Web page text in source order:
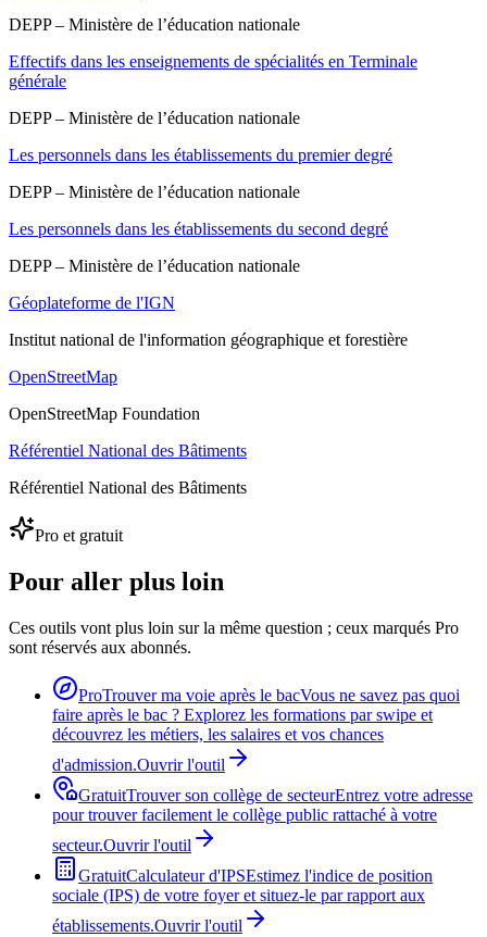
DEPP – Ministère de l’éducation nationale
Effectifs dans les enseignements de spécialités en Terminale
générale
DEPP – Ministère de l’éducation nationale
Les personnels dans les établissements du premier degré
DEPP – Ministère de l’éducation nationale
Les personnels dans les établissements du second degré
DEPP – Ministère de l’éducation nationale
Géoplateforme de l'IGN
Institut national de l'information géographique et forestière
OpenStreetMap
OpenStreetMap Foundation
Référentiel National des Bâtiments
Référentiel National des Bâtiments
Pro et gratuit
Pour aller plus loin
Ces outils vont plus loin sur la même question ; ceux marqués Pro
sont réservés aux abonnés.
ProTrouver ma voie après le bacVous ne savez pas quoi
faire après le bac ? Explorez les formations par swipe et
découvrez les métiers, les salaires et vos chances
d'admission.Ouvrir l'outil
GratuitTrouver son collège de secteurEntrez votre adresse
pour trouver facilement le collège public rattaché à votre
secteur.Ouvrir l'outil
GratuitCalculateur d'IPSEstimez l'indice de position
sociale (IPS) de votre foyer et situez-le par rapport aux
établissements.Ouvrir l'outil